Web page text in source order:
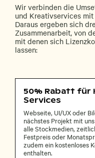
Wir verbinden die
und Kreativservices
Daraus ergeben sich
Zusammenarbeit, von
mit denen sich
lassen:
50% Rabatt für
Services
Webseite, UI/UX oder
nächstes Projekt mit
alle Stockmedien,
Festpreis oder
zudem ein kostenloses
enthalten.